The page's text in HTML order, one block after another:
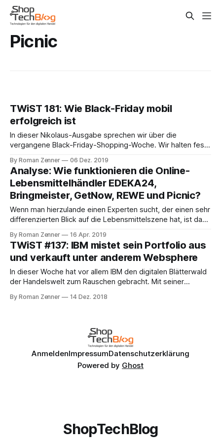
Picnic
TWiST 181: Wie Black-Friday mobil
erfolgreich ist
In dieser Nikolaus-Ausgabe sprechen wir über die
vergangene Black-Friday-Shopping-Woche. Wir halten fest:
& einen guten Job gemacht zu haben, von kritischen
technischen Störungen, die noch vor ein paar Jahren gang
und gäbe waren, war in diesem Jahr nichts
By Roman Zenner 06 Dez. 2019
Analyse: Wie funktionieren die Online-
Lebensmittelhändler EDEKA24,
Bringmeister, GetNow, REWE und Picnic?
Wenn man hierzulande einen Experten sucht, der einen sehr
differenzierten Blick auf die Lebensmittelszene hat, ist das
Allyouneedfresh war bereits mehrmals zu Gast etwa im
Kassenzone-Podcast (Update Lebensmittel online 2019 mit
Udo. Was kommt von Aldi & Co.?), bringt sich mit
kompetenten Kommentaren
By Roman Zenner 16 Apr. 2019
TWiST #137: IBM mistet sein Portfolio aus
und verkauft unter anderem Websphere
In dieser Woche hat vor allem IBM den digitalen Blätterwald
der Handelswelt zum Rauschen gebracht. Mit seiner
Softwarepaket an den indischen Systemintegrator HCL
By Roman Zenner 14 Dez. 2018
AnmeldenImpressumDatenschutzerklärung
Powered by Ghost
ShopTechBlog